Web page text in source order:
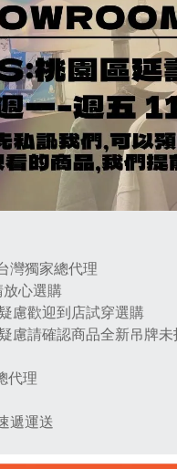
灣獨家總代理
放心選購
慮歡迎到店試穿選購
慮請確認商品全新吊牌
代理
遞運送